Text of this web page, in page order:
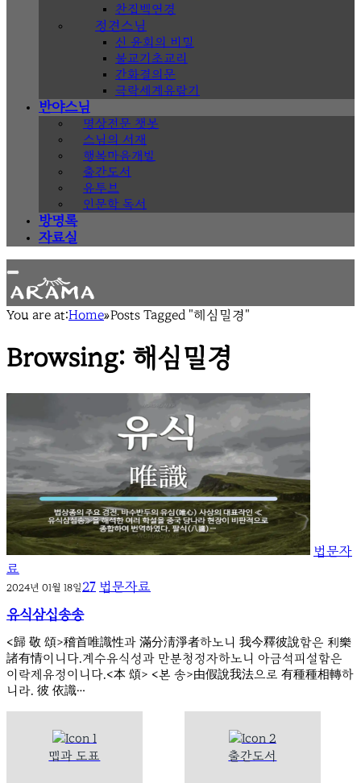
찬집백연경
정견스님
신 윤회의 비밀
불교기초교리
간화결의문
극락세계유람기
반야스님
명상전문 챗봇
스님의 서재
행복마음개발
출간도서
유투브
인문학 독서
방명록
자료실
You are at:Home»Posts Tagged "해심밀경"
Browsing: 해심밀경
법문자
료
2024년 01월 18일 27 법문자료
유식삼십송송
<歸 敬 頌>稽首唯識性과 滿分淸淨者하노니 我今釋彼說함은 利樂
諸有情이니다.계수유식성과 만분청정자하노니 아금석피설함은
이락제유정이니다.<本 頌> <본 송>由假說我法으로 有種種相轉하
니라. 彼 依識…
맵과 도표 출간도서